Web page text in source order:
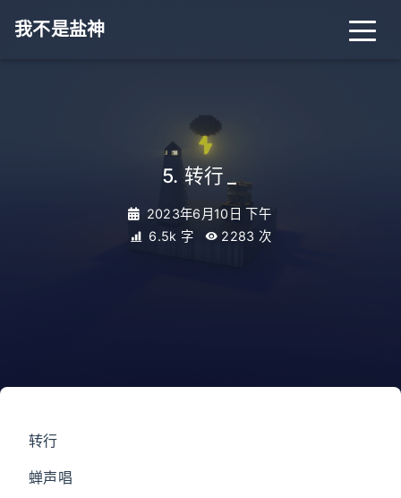
我不是盐神
5. 转行
2023年6月10日 下午
6.5k 字
2283 次
转行
蝉声唱